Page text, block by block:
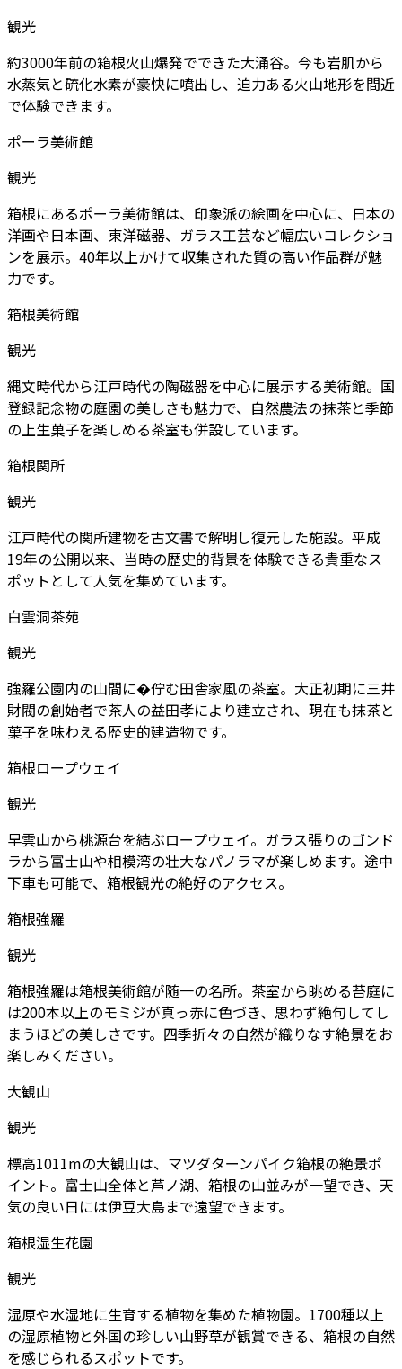
観光
約3000年前の箱根火山爆発でできた大涌谷。今も岩肌から
水蒸気と硫化水素が豪快に噴出し、迫力ある火山地形を間近
で体験できます。
ポーラ美術館
観光
箱根にあるポーラ美術館は、印象派の絵画を中心に、日本の
洋画や日本画、東洋磁器、ガラス工芸など幅広いコレクショ
ンを展示。40年以上かけて収集された質の高い作品群が魅
力です。
箱根美術館
観光
縄文時代から江戸時代の陶磁器を中心に展示する美術館。国
登録記念物の庭園の美しさも魅力で、自然農法の抹茶と季節
の上生菓子を楽しめる茶室も併設しています。
箱根関所
観光
江戸時代の関所建物を古文書で解明し復元した施設。平成
19年の公開以来、当時の歴史的背景を体験できる貴重なス
ポットとして人気を集めています。
白雲洞茶苑
観光
強羅公園内の山間に�佇む田舎家風の茶室。大正初期に三井
財閥の創始者で茶人の益田孝により建立され、現在も抹茶と
菓子を味わえる歴史的建造物です。
箱根ロープウェイ
観光
早雲山から桃源台を結ぶロープウェイ。ガラス張りのゴンド
ラから富士山や相模湾の壮大なパノラマが楽しめます。途中
下車も可能で、箱根観光の絶好のアクセス。
箱根強羅
観光
箱根強羅は箱根美術館が随一の名所。茶室から眺める苔庭に
は200本以上のモミジが真っ赤に色づき、思わず絶句してし
まうほどの美しさです。四季折々の自然が織りなす絶景をお
楽しみください。
大観山
観光
標高1011mの大観山は、マツダターンパイク箱根の絶景ポ
イント。富士山全体と芦ノ湖、箱根の山並みが一望でき、天
気の良い日には伊豆大島まで遠望できます。
箱根湿生花園
観光
湿原や水湿地に生育する植物を集めた植物園。1700種以上
の湿原植物と外国の珍しい山野草が観賞できる、箱根の自然
を感じられるスポットです。